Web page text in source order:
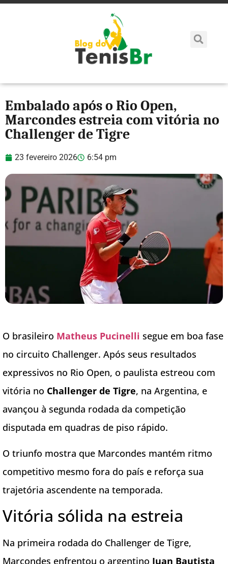
Embalado após o Rio Open,
Marcondes estreia com vitória no
Challenger de Tigre
23 fevereiro 2026 6:54 pm
O brasileiro Matheus Pucinelli segue em boa fase
no circuito Challenger. Após seus resultados
expressivos no Rio Open, o paulista estreou com
vitória no Challenger de Tigre, na Argentina, e
avançou à segunda rodada da competição
disputada em quadras de piso rápido.
O triunfo mostra que Marcondes mantém ritmo
competitivo mesmo fora do país e reforça sua
trajetória ascendente na temporada.
Vitória sólida na estreia
Na primeira rodada do Challenger de Tigre,
Marcondes enfrentou o argentino Juan Bautista